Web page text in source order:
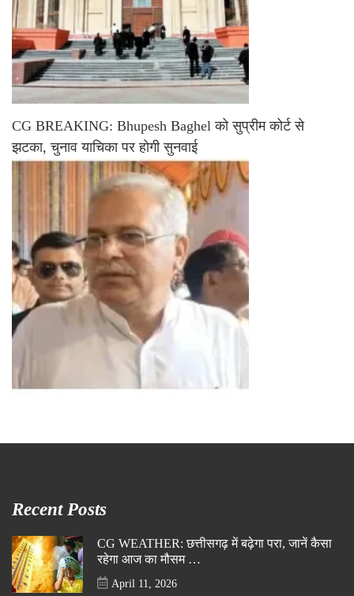
CG BREAKING: Bhupesh Baghel को सुप्रीम कोर्ट से
झटका, चुनाव याचिका पर होगी सुनवाई
Recent Posts
CG WEATHER: छत्तीसगढ़ में बढ़ेगा परा, जानें कैसा
रहेगा आज का मौसम …
April 11, 2026